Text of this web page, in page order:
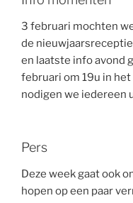
3 februari mochten
de
en laatste info avond
februari om 19u in het
nodigen we iedereen
Pers
Deze week gaat ook
hopen op een paar